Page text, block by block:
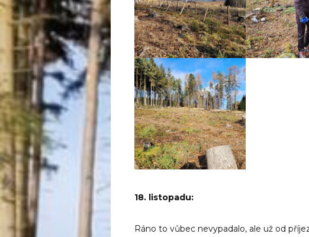
18. listopadu:
Ráno to vůbec nevypadalo, ale už od